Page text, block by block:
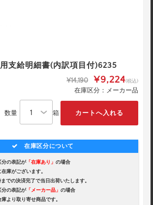
支給明細書(内訳項目付)6235
¥14,190 ¥9,224(税込)
在庫区分：メーカー品
数量 箱
在庫区分について
の表記が「在庫あり」 の場合
がございます。
済完了で当日出荷いたします。
の表記が「メーカー品」 の場合
取り寄せ商品です。